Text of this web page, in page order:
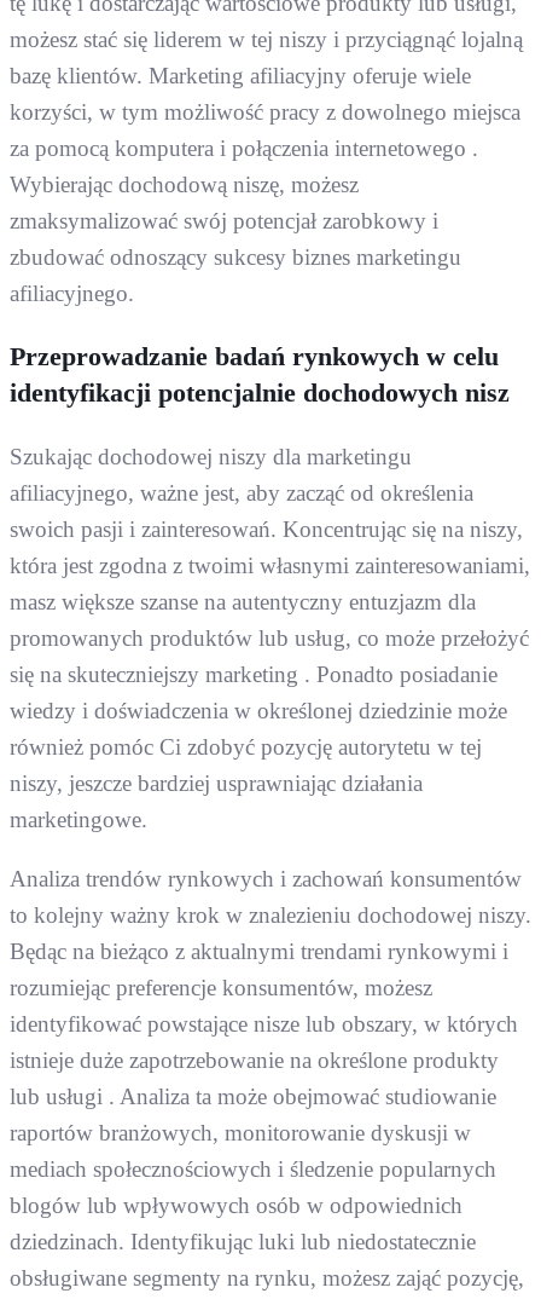
możesz stać się liderem w tej niszy i przyciągnąć lojalną
bazę klientów. Marketing afiliacyjny oferuje wiele
korzyści, w tym możliwość pracy z dowolnego miejsca
za pomocą komputera i połączenia internetowego .
Wybierając dochodową niszę, możesz
zmaksymalizować swój potencjał zarobkowy i
zbudować odnoszący sukcesy biznes marketingu
afiliacyjnego.
Przeprowadzanie badań rynkowych w celu
identyfikacji potencjalnie dochodowych nisz
Szukając dochodowej niszy dla marketingu
afiliacyjnego, ważne jest, aby zacząć od określenia
swoich pasji i zainteresowań. Koncentrując się na niszy,
która jest zgodna z twoimi własnymi zainteresowaniami,
masz większe szanse na autentyczny entuzjazm dla
promowanych produktów lub usług, co może przełożyć
się na skuteczniejszy marketing . Ponadto posiadanie
wiedzy i doświadczenia w określonej dziedzinie może
również pomóc Ci zdobyć pozycję autorytetu w tej
niszy, jeszcze bardziej usprawniając działania
marketingowe.
Analiza trendów rynkowych i zachowań konsumentów
to kolejny ważny krok w znalezieniu dochodowej niszy.
Będąc na bieżąco z aktualnymi trendami rynkowymi i
rozumiejąc preferencje konsumentów, możesz
identyfikować powstające nisze lub obszary, w których
istnieje duże zapotrzebowanie na określone produkty
lub usługi . Analiza ta może obejmować studiowanie
raportów branżowych, monitorowanie dyskusji w
mediach społecznościowych i śledzenie popularnych
blogów lub wpływowych osób w odpowiednich
dziedzinach. Identyfikując luki lub niedostatecznie
obsługiwane segmenty na rynku, możesz zająć pozycję,